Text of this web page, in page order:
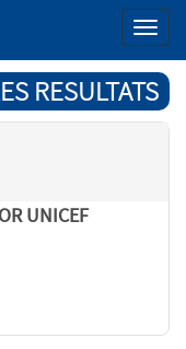
Menu
RESULTATS
UNICEF